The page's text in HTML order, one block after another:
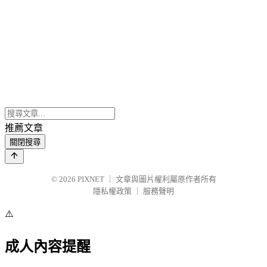
推薦文章
關閉搜尋
© 2026 PIXNET
文章與圖片權利屬原作者所有
隱私權政策
服務聲明
⚠️
成人內容提醒